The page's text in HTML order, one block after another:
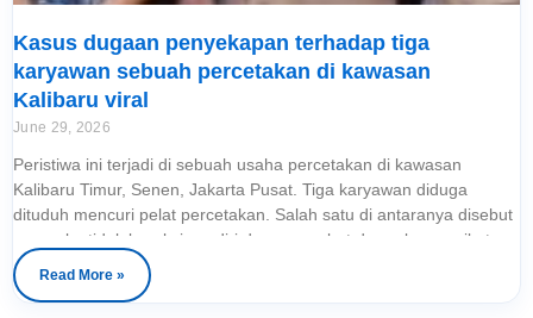
Kasus dugaan penyekapan terhadap tiga
karyawan sebuah percetakan di kawasan
Kalibaru viral
June 29, 2026
Peristiwa ini terjadi di sebuah usaha percetakan di kawasan
Kalibaru Timur, Senen, Jakarta Pusat. Tiga karyawan diduga
dituduh mencuri pelat percetakan. Salah satu di antaranya disebut
mengaku tidak beraksi sendiri dan menyebut dua rekannya ikut
terlibat. Namun, alih-alih membawa persoalan tersebut ke jalur
hukum, ketiga karyawan itu diduga justru disekap
Read More »